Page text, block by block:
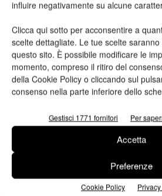
influire negativamente su alcune
Clicca qui sotto per acconsentire a
scelte dettagliate. Le tue scelte
questo sito. È possibile modificare le
momento, compreso il ritiro del
della Cookie Policy o cliccando sul
consenso nella parte inferiore dello
Gestisci 1771 fornitori Per
Accetta
Preferenze
Cookie Policy
l'informativa